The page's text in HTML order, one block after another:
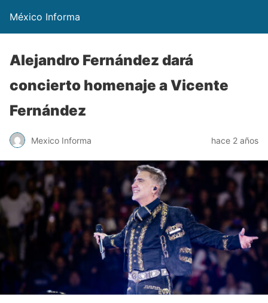
México Informa
Alejandro Fernández dará
concierto homenaje a Vicente
Fernández
Mexico Informa hace 2 años